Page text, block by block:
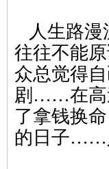
人生路漫
往往不能
众总觉得
剧……在高
了拿钱换
的日子……